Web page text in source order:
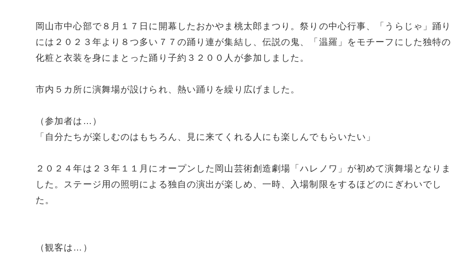
岡山市中心部で８月１７日に開幕したおかやま桃太郎まつり。祭りの中心行事、「うらじゃ」踊り
には２０２３年より８つ多い７７の踊り連が集結し、伝説の鬼、「温羅」をモチーフにした独特の
化粧と衣装を身にまとった踊り子約３２００人が参加しました。
市内５カ所に演舞場が設けられ、熱い踊りを繰り広げました。
（参加者は…）
「自分たちが楽しむのはもちろん、見に来てくれる人にも楽しんでもらいたい」
２０２４年は２３年１１月にオープンした岡山芸術創造劇場「ハレノワ」が初めて演舞場となりま
した。ステージ用の照明による独自の演出が楽しめ、一時、入場制限をするほどのにぎわいでし
た。
（観客は…）